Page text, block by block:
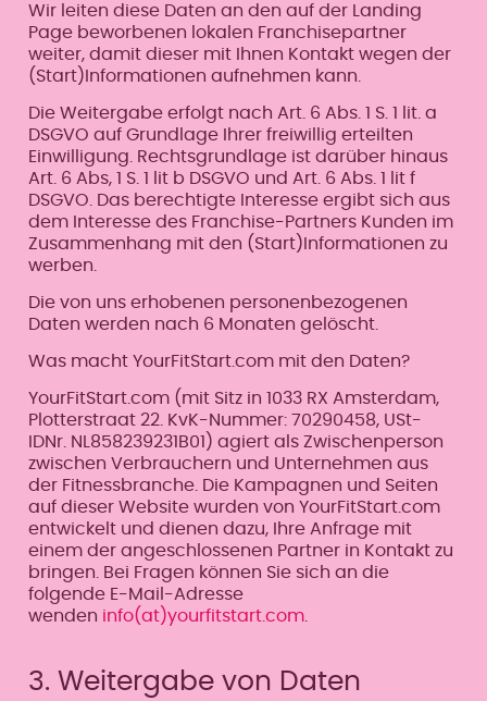
Wir leiten diese Daten an den auf der Landing
Page beworbenen lokalen Franchisepartner
weiter, damit dieser mit Ihnen Kontakt wegen der
(Start)Informationen aufnehmen kann.
Die Weitergabe erfolgt nach Art. 6 Abs. 1 S. 1 lit. a
DSGVO auf Grundlage Ihrer freiwillig erteilten
Einwilligung. Rechtsgrundlage ist darüber hinaus
Art. 6 Abs, 1 S. 1 lit b DSGVO und Art. 6 Abs. 1 lit f
DSGVO. Das berechtigte Interesse ergibt sich aus
dem Interesse des Franchise-Partners Kunden im
Zusammenhang mit den (Start)Informationen zu
werben.
Die von uns erhobenen personenbezogenen
Daten werden nach 6 Monaten gelöscht.
Was macht YourFitStart.com mit den Daten?
YourFitStart.com (mit Sitz in 1033 RX Amsterdam,
Plotterstraat 22. KvK-Nummer: 70290458, USt-
IDNr. NL858239231B01) agiert als Zwischenperson
zwischen Verbrauchern und Unternehmen aus
der Fitnessbranche. Die Kampagnen und Seiten
auf dieser Website wurden von YourFitStart.com
entwickelt und dienen dazu, Ihre Anfrage mit
einem der angeschlossenen Partner in Kontakt zu
bringen. Bei Fragen können Sie sich an die
folgende E-Mail-Adresse
wenden info(at)yourfitstart.com.
3. Weitergabe von Daten